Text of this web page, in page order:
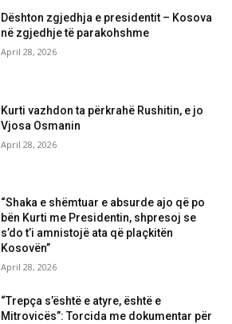
Dështon zgjedhja e presidentit – Kosova
në zgjedhje të parakohshme
April 28, 2026
Kurti vazhdon ta përkrahë Rushitin, e jo
Vjosa Osmanin
April 28, 2026
“Shaka e shëmtuar e absurde ajo që po
bën Kurti me Presidentin, shpresoj se
s’do t’i amnistojë ata që plaçkitën
Kosovën”
April 28, 2026
“Trepça s’është e atyre, është e
Mitrovicës”: Torcida me dokumentar për